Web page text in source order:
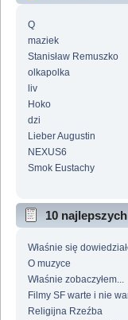
Q
maziek
Stanisław Remuszko
olkapolka
liv
Hoko
dzi
Lieber Augustin
NEXUS6
Smok Eustachy
10
Właśnie się
O muzyce
Właśnie zobaczyłem...
Filmy SF warte i nie
Religijna Rzeźba